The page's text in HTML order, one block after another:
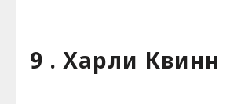
9 . Харли Квинн